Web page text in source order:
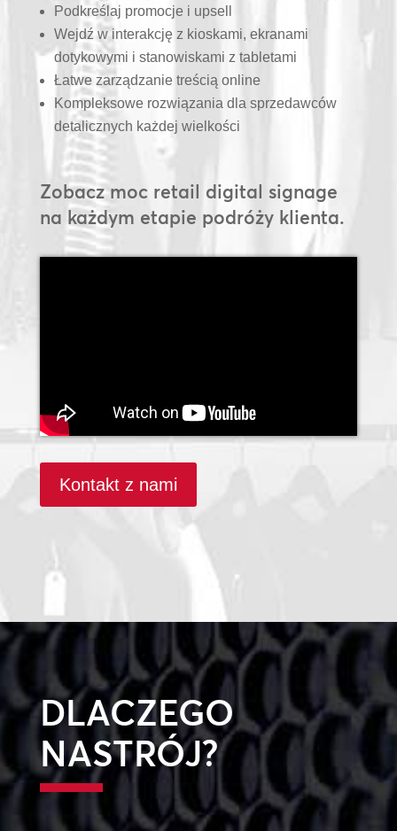
Podkreślaj promocje i upsell
Wejdź w interakcję z kioskami, ekranami
dotykowymi i stanowiskami z tabletami
Łatwe zarządzanie treścią online
Kompleksowe rozwiązania dla sprzedawców
detalicznych każdej wielkości
Zobacz moc retail digital signage
na każdym etapie podróży klienta.
Kontakt z nami
DLACZEGO
NASTRÓJ?